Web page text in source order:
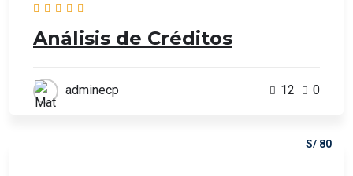
Análisis de Créditos
adminecp 12 0
S/ 80